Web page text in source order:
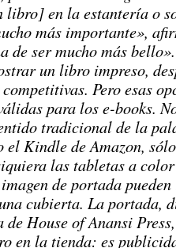
libro] en la estantería o
más importante»,
de ser mucho más
un libro impreso,
Pero esas
para los e-books.
tradicional de la
el Kindle de Amazon,
las tabletas a
de portada
cubierta. La portada,
House of Anansi
en la tienda: es